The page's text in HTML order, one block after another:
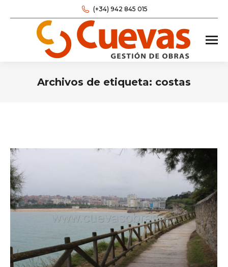
(+34) 942 845 015
Archivos de etiqueta: costas